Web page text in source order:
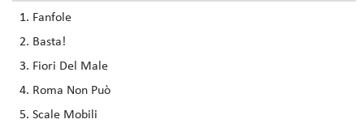
Fanfole
Basta!
Fiori Del Male
Roma Non Può
Scale Mobili